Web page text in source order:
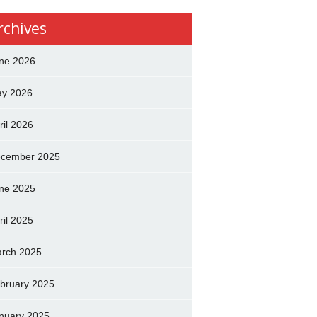
2026
2026
2026
2025
2025
2025
2025
2025